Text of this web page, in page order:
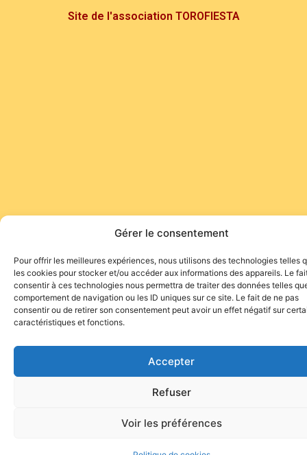
Gérer le consentement
Pour offrir les meilleures expériences, nous utilisons des technologies telles
les cookies pour stocker et/ou accéder aux informations des appareils. Le
consentir à ces technologies nous permettra de traiter des données telles
comportement de navigation ou les ID uniques sur ce site. Le fait de ne pas
consentir ou de retirer son consentement peut avoir un effet négatif sur
caractéristiques et fonctions.
Accepter
Refuser
Voir les préférences
Site de l'association TOROFIESTA